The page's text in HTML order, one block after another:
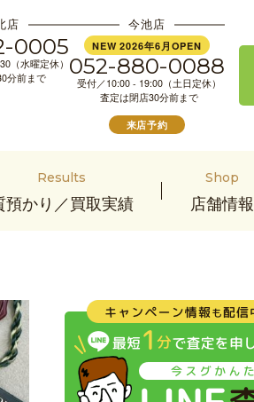
店
0005
（水曜定休）
分前まで
今池店
NEW 2026年6月OPEN
052-880-0088
受付／10:00 - 19:00（土日定休）
査定は閉店30分前まで
来店予約
Results
預かり／買取実績
Shop
店舗情報